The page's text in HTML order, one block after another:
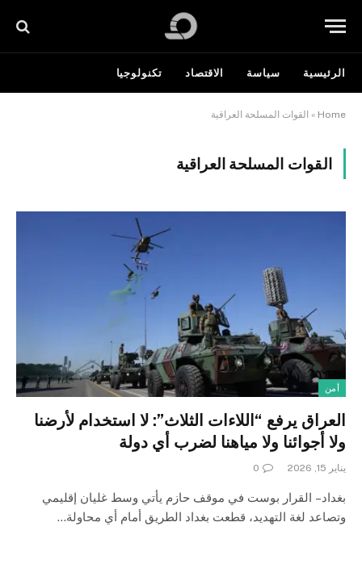
الرئيسية سياسة الاقتصاد تكنولوجيا
Home
» القوات المسلحة العراقية
القوات المسلحة العراقية
أمن
العراق يرفع “اللاءات الثلاث”: لا استخدام لأرضنا
ولا أجوائنا ولا مياهنا لضرب أي دولة
يناير 15, 2026 0
بغداد – القرار بوست في موقف حازم يأتي وسط غليان إقليمي
وتصاعد لغة التهديد، قطعت بغداد الطريق أمام أي محاولة…